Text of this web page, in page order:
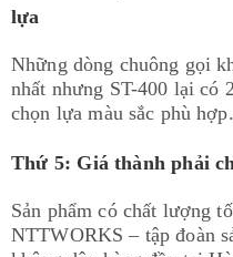
lựa
Những dòng chuông gọi
nhất nhưng ST-400 lại có
chọn lựa màu sắc phù hợp.
Thứ 5: Giá thành phải
Sản phẩm có chất lượng
NTTWORKS – tập đoàn